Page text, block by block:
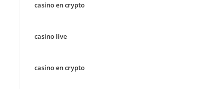
casino en crypto
casino live
casino en crypto